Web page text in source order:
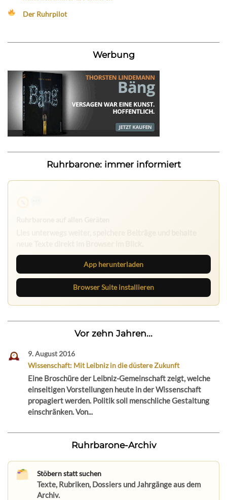
Der Ruhrpilot
Werbung
Ruhrbarone: immer informiert
App herunterladen
Browser Suite installieren
Vor zehn Jahren...
9. August 2016
Wissenschaft: Mit Leibniz in die düstere Zukunft
Eine Broschüre der Leibniz-Gemeinschaft zeigt, welche
einseitigen Vorstellungen heute in der Wissenschaft
propagiert werden. Politik soll menschliche Gestaltung
einschränken. Von...
Ruhrbarone-Archiv
Stöbern statt suchen
Texte, Rubriken, Dossiers und Jahrgänge aus dem
Archiv.